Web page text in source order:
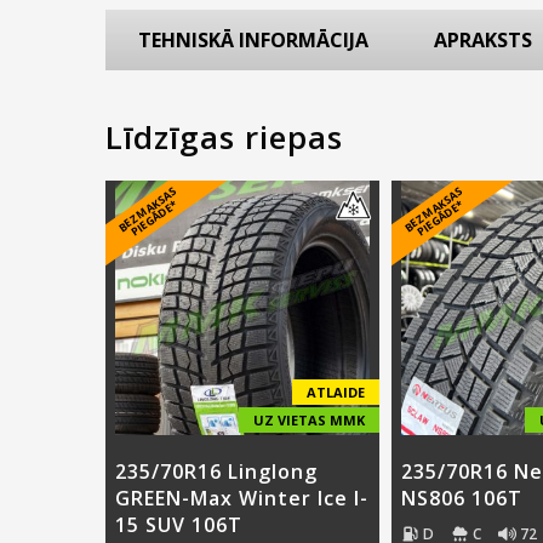
TEHNISKĀ INFORMĀCIJA APRAKSTS
Līdzīgas riepas
B
E
Z
M
A
K
S
A
S
PI
E
G
Ā
D
E
*
ATLAIDE
UZ VIETAS MMK
235/70R16 Linglong
GREEN-Max Winter Ice I-
15 SUV 106T
B
E
Z
M
A
K
S
A
S
PI
E
G
Ā
D
E
*
235/70R16
NS806 106T
D C 72